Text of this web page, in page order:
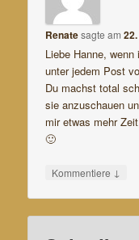
Renatesagte am
Liebe Hanne,
unter jedem Post
Du machst total
sie anzuschauen
mir etwas mehr
🙂
Kommentiere ↓